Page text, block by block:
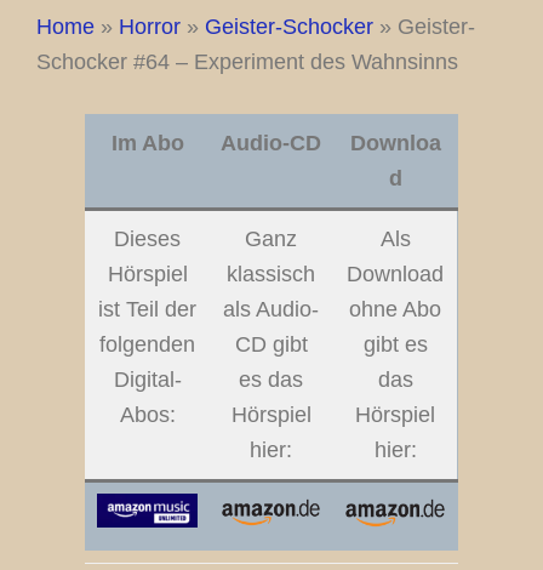
Home » Horror » Geister-Schocker » Geister-
Schocker #64 – Experiment des Wahnsinns
Im Abo Audio-CD
Downloa
d
Dieses
Hörspiel
ist Teil der
folgenden
Digital-
Abos:
Ganz
klassisch
als Audio-
CD gibt
es das
Hörspiel
hier:
Als
Download
ohne Abo
gibt es
das
Hörspiel
hier: